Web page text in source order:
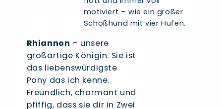
motiviert – wie ein großer
Schoßhund mit vier Hufen.
Rhiannon – unsere
großartige Königin. Sie ist
das liebenswürdigste
Pony das ich kenne.
Freundlich, charmant und
pfiffig, dass sie dir in Zwei